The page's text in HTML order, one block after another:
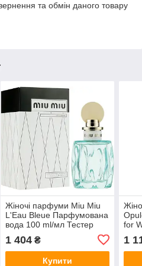
та обмін даного товару
Жіночі парфуми Miu Miu
L'Eau Bleue Парфумована
вода 100 ml/мл Тестер
1 404₴
Купити
for
1